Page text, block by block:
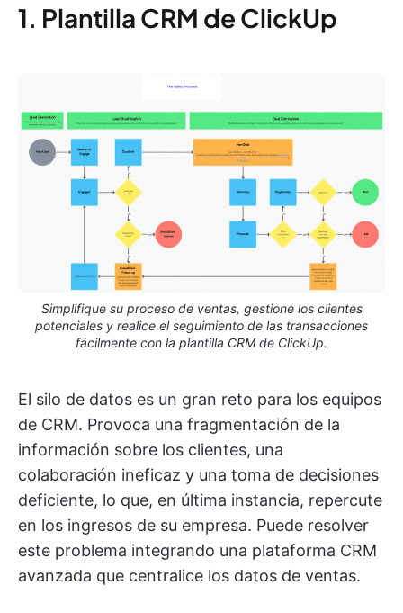
1. Plantilla CRM de ClickUp
Simplifique su proceso de ventas, gestione los clientes
potenciales y realice el seguimiento de las transacciones
fácilmente con la plantilla CRM de ClickUp.
El silo de datos es un gran reto para los equipos
de CRM. Provoca una fragmentación de la
información sobre los clientes, una
colaboración ineficaz y una toma de decisiones
deficiente, lo que, en última instancia, repercute
en los ingresos de su empresa. Puede resolver
este problema integrando una plataforma CRM
avanzada que centralice los datos de ventas.